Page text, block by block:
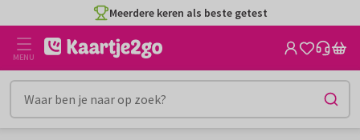
naar
inhoud
Meerdere keren als beste getest
MENU